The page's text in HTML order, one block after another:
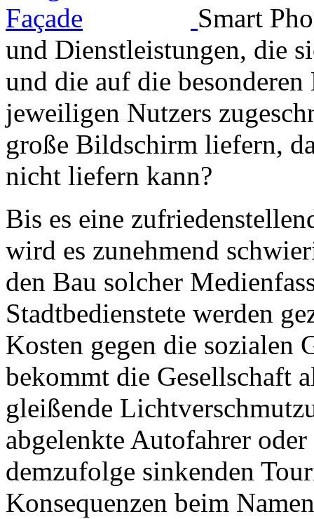
Smart
und Dienstleistungen, die
und die auf die
jeweiligen Nutzers
große Bildschirm liefern,
nicht liefern kann?
Bis es eine
wird es zunehmend
den Bau solcher
Stadtbedienstete werden
Kosten gegen die sozialen
bekommt die Gesellschaft
gleißende
abgelenkte Autofahrer
demzufolge sinkenden
Konsequenzen beim